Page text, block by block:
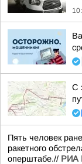
С
Пять человек
ракетного
оперштабе.// РИА